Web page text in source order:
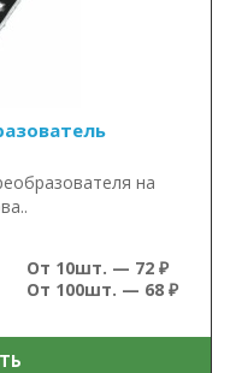
на
От 10шт. — 72 ₽
От 100шт. — 68 ₽